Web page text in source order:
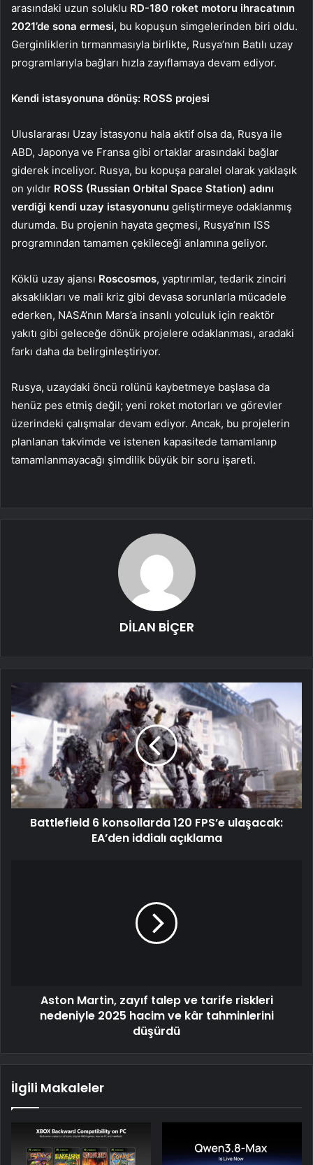
arasındaki uzun soluklu RD-180 roket motoru ihracatının
2021’de sona ermesi, bu kopuşun simgelerinden biri oldu.
Gerginliklerin tırmanmasıyla birlikte, Rusya’nın Batılı uzay
programlarıyla bağları hızla zayıflamaya devam ediyor.
Kendi istasyonuna dönüş: ROSS projesi
Uluslararası Uzay İstasyonu hala aktif olsa da, Rusya ile
ABD, Japonya ve Fransa gibi ortaklar arasındaki bağlar
giderek inceliyor. Rusya, bu kopuşa paralel olarak yaklaşık
on yıldır ROSS (Russian Orbital Space Station) adını
verdiği kendi uzay istasyonunu geliştirmeye odaklanmış
durumda. Bu projenin hayata geçmesi, Rusya’nın ISS
programından tamamen çekileceği anlamına geliyor.
Köklü uzay ajansı Roscosmos, yaptırımlar, tedarik zinciri
aksaklıkları ve mali kriz gibi devasa sorunlarla mücadele
ederken, NASA’nın Mars’a insanlı yolculuk için reaktör
yakıtı gibi geleceğe dönük projelere odaklanması, aradaki
farkı daha da belirginleştiriyor.
Rusya, uzaydaki öncü rolünü kaybetmeye başlasa da
henüz pes etmiş değil; yeni roket motorları ve görevler
üzerindeki çalışmalar devam ediyor. Ancak, bu projelerin
planlanan takvimde ve istenen kapasitede tamamlanıp
tamamlanmayacağı şimdilik büyük bir soru işareti.
DİLAN BİÇER
Battlefield 6 konsollarda 120 FPS’e ulaşacak:
EA’den iddialı açıklama
Aston Martin, zayıf talep ve tarife riskleri
nedeniyle 2025 hacim ve kâr tahminlerini
düşürdü
İlgili Makaleler